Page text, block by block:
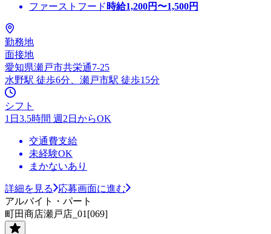
ファーストフード 時給1,200円〜1,500円
勤務地
面接地
愛知県瀬戸市共栄通7-25
水野駅 徒歩6分、瀬戸市駅 徒歩15分
シフト
1日3.5時間 週2日からOK
交通費支給
未経験OK
まかないあり
詳細を見る
応募画面に進む
アルバイト・パート
町田商店瀬戸店_01[069]